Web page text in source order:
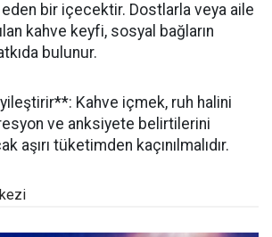
bir içecektir. Dostlarla veya aile
kahve keyfi, sosyal bağların
bulunur.
Kahve içmek, ruh halini
ve anksiyete belirtilerini
aşırı tüketimden kaçınılmalıdır.